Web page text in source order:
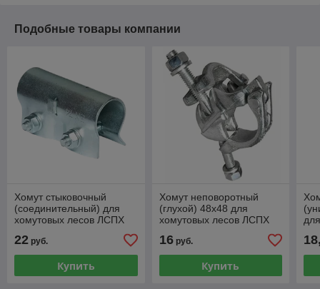
Подобные товары компании
Хомут стыковочный
(соединительный) для
хомутовых лесов ЛСПХ
22 руб.
Купить
Хомут неповоротный
(глухой) 48х48 для
хомутовых лесов ЛСПХ
16руб.
Купить